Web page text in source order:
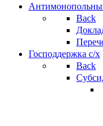
Back
Господдержка с/х
Back